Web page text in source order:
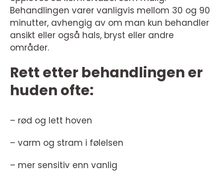
Behandlingen varer vanligvis mellom 30 og 90
minutter, avhengig av om man kun behandler
ansikt eller også hals, bryst eller andre
områder.
Rett etter behandlingen er
huden ofte:
– rød og lett hoven
– varm og stram i følelsen
– mer sensitiv enn vanlig